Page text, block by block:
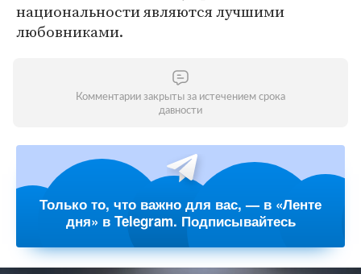
национальности являются лучшими
любовниками.
Комментарии закрыты за истечением срока
давности
Только то, что важно для вас, — в «Ленте
дня» в Telegram. Подписывайтесь